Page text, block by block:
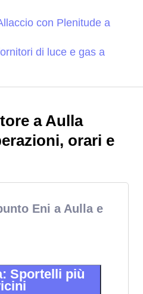
con Plenitude a
di luce e gas a
a Aulla
orari e
Eni a Aulla e
Sportelli più